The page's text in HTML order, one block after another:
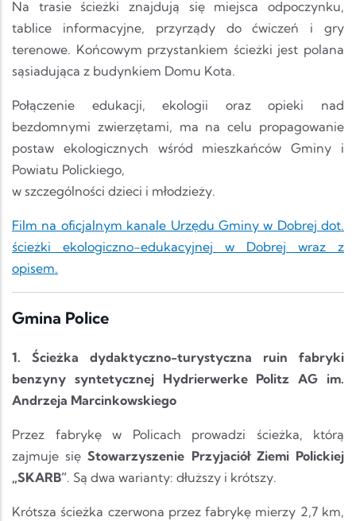
Na trasie ścieżki znajdują się miejsca odpoczynku,
tablice informacyjne, przyrządy do ćwiczeń i gry
terenowe. Końcowym przystankiem ścieżki jest polana
sąsiadująca z budynkiem Domu Kota.
Połączenie edukacji, ekologii oraz opieki nad
bezdomnymi zwierzętami, ma na celu propagowanie
postaw ekologicznych wśród mieszkańców Gminy i
Powiatu Polickiego,
w szczególności dzieci i młodzieży.
Film na oficjalnym kanale Urzędu Gminy w Dobrej dot.
ścieżki ekologiczno-edukacyjnej w Dobrej wraz z
opisem.
Gmina Police
1. Ścieżka dydaktyczno-turystyczna ruin fabryki
benzyny syntetycznej Hydrierwerke Politz AG im.
Andrzeja Marcinkowskiego
Przez fabrykę w Policach prowadzi ścieżka, którą
zajmuje sięStowarzyszenie Przyjaciół Ziemi Polickiej
„SKARB”. Są dwa warianty: dłuższy i krótszy.
Krótsza ścieżka czerwona przez fabrykę mierzy 2,7 km,